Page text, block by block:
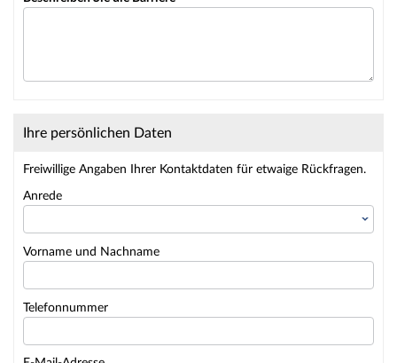
Ihre persönlichen Daten
Freiwillige Angaben Ihrer Kontaktdaten für etwaige Rückfragen.
Anrede
Vorname und Nachname
Telefonnummer